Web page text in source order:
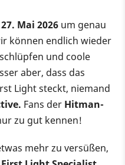
Mai 2026 um genau
können endlich wieder
schlüpfen und coole
aber, dass das
Light steckt, niemand
Fans der Hitman-
zu gut kennen!
mehr zu versüßen,